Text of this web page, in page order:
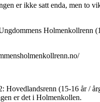
er ikke satt enda, men to
Holmenkollrenn
Hovedlandsrenn (15-16 år /
er det i Holmenkollen.